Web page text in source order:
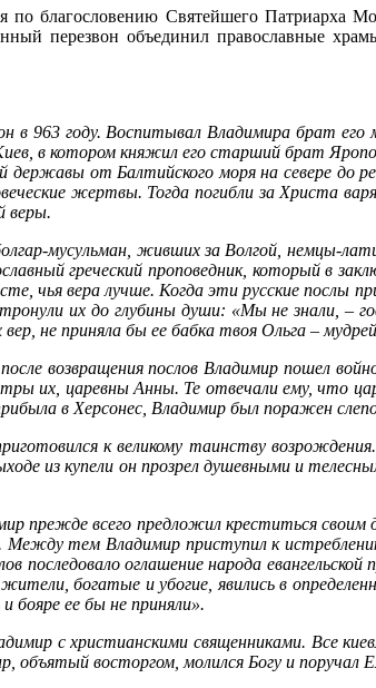
по благословению Святейшего Патриарха
перезвон объединил православные
963 го­ду. Вос­пи­ты­вал Вла­ди­ми­ра брат
в ко­то­ром кня­жил его стар­ший брат
дер­жа­вы от Бал­тий­ско­го мо­ря на се­ве­ре
жерт­вы. То­гда по­гиб­ли за Хри­ста
ве­ры.
му­суль­ман, жив­ших за Вол­гой, нем­цы-
гре­че­ский про­по­вед­ник, ко­то­рый в
ве­ра луч­ше. Ко­гда эти рус­ские по­слы
их до глу­би­ны ду­ши: «Мы не зна­ли, –
не при­ня­ла бы ее баб­ка твоя Оль­га –
воз­вра­ще­ния по­слов Вла­ди­мир по­шел
их, ца­рев­ны Ан­ны. Те от­ве­ча­ли ему, что
в Хер­со­нес, Вла­ди­мир был по­ра­жен
к ве­ли­ко­му та­ин­ству
из ку­пе­ли он про­зрел ду­шев­ны­ми и
преж­де все­го пред­ло­жил кре­стить­ся
тем Вла­ди­мир при­сту­пил к
по­сле­до­ва­ло огла­ше­ние на­ро­да
бо­га­тые и убо­гие, яви­лись в
бо­яре ее бы не при­ня­ли».
с хри­сти­ан­ски­ми свя­щен­ни­ка­ми. Все
вос­тор­гом, мо­лил­ся Бо­гу и по­ру­чал